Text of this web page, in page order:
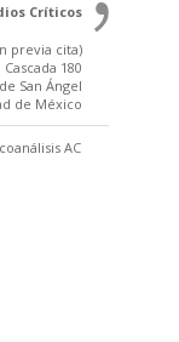
Críticos
previa cita)
Cascada 180
San Ángel
de México
AC